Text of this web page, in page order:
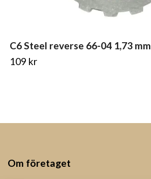
C6 Steel reverse 66-04 1,73 mm
109 kr
Om företaget